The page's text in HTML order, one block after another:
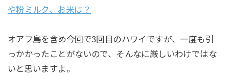
や粉ミルク、お米は？
オアフ島を含め今回で3回目のハワイですが、一度も引
っかかったことがないので、そんなに厳しいわけではな
いと思いますよ。